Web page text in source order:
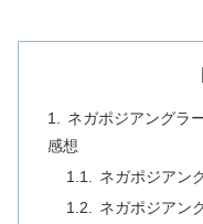
ネガポジアングラ
感想
ネガポジアン
ネガポジアン